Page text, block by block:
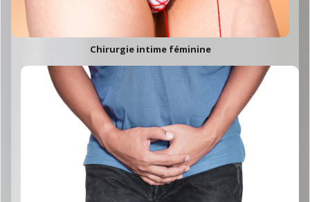
Chirurgie intime féminine